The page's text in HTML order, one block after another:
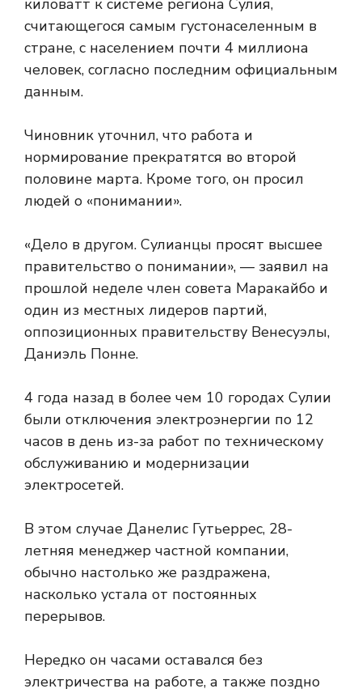
киловатт к системе региона Сулия,
считающегося самым густонаселенным в
стране, с населением почти 4 миллиона
человек, согласно последним официальным
данным.
Чиновник уточнил, что работа и
нормирование прекратятся во второй
половине марта. Кроме того, он просил
людей о «понимании».
«Дело в другом. Сулианцы просят высшее
правительство о понимании», — заявил на
прошлой неделе член совета Маракайбо и
один из местных лидеров партий,
оппозиционных правительству Венесуэлы,
Даниэль Понне.
4 года назад в более чем 10 городах Сулии
были отключения электроэнергии по 12
часов в день из-за работ по техническому
обслуживанию и модернизации
электросетей.
В этом случае Данелис Гутьеррес, 28-
летняя менеджер частной компании,
обычно настолько же раздражена,
насколько устала от постоянных
перерывов.
Нередко он часами оставался без
электричества на работе, а также поздно